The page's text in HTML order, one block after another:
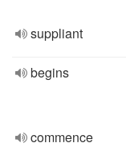
suppliant
begins
commence